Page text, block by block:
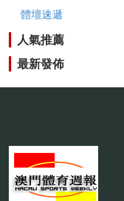
體壇速遞
人氣推薦
最新發佈